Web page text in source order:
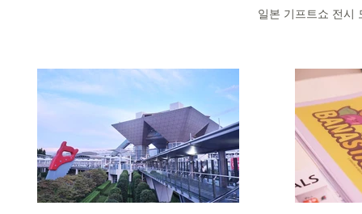
일본​ 기프트쇼 전